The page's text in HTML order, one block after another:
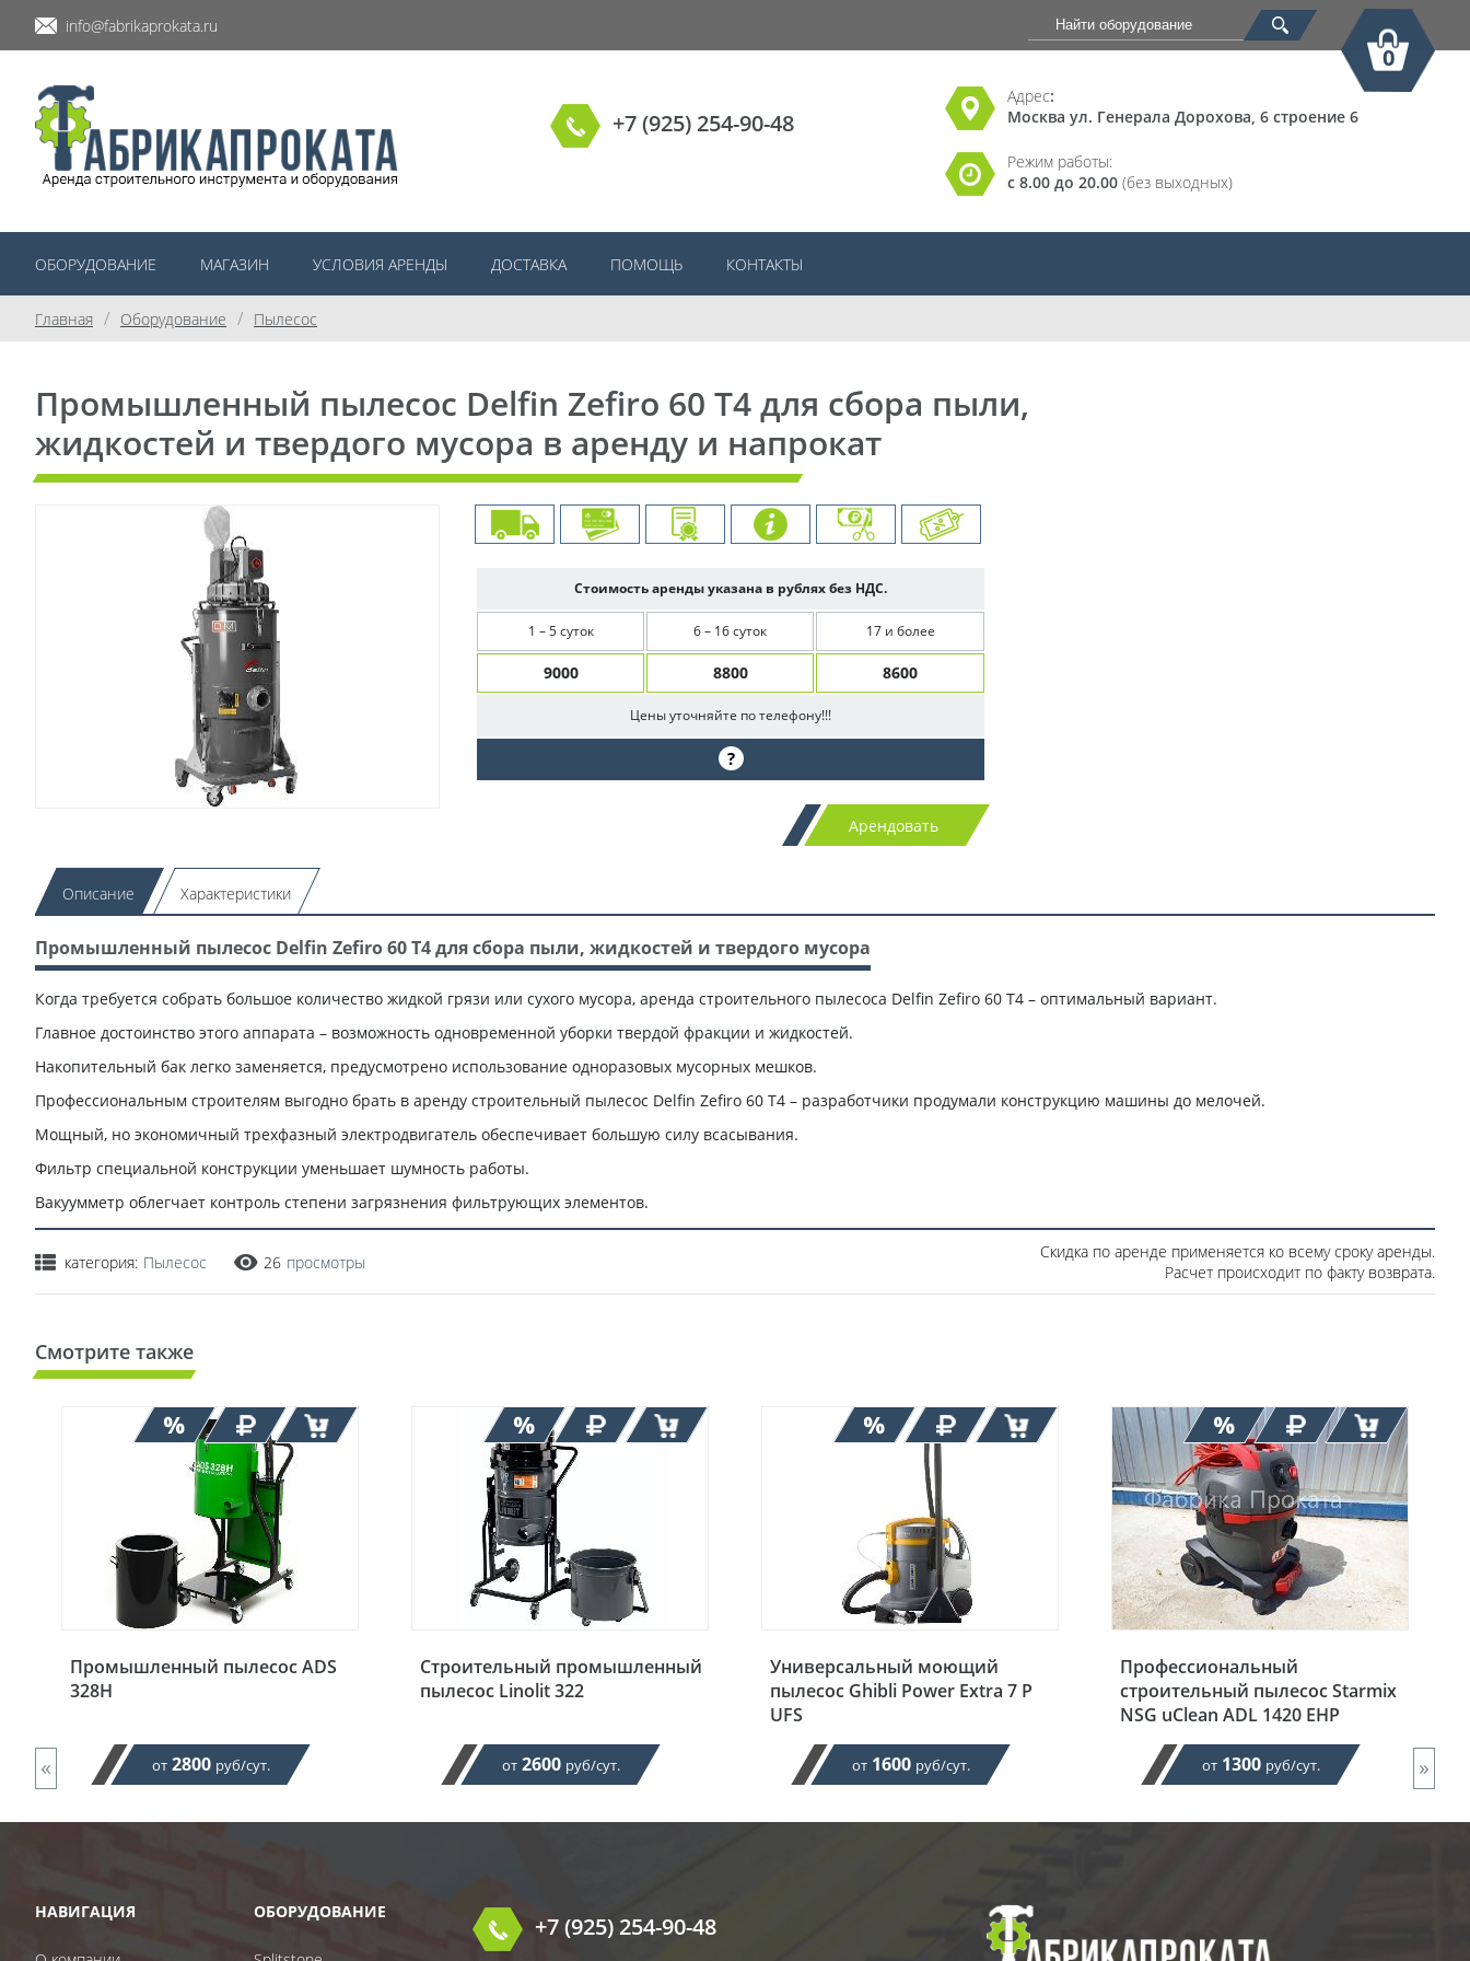
info@fabrikaprokata.ru
0
+7 (925) 254-90-48
Адрес:
Москва ул. Генерала Дорохова, 6 строение 6
Режим работы:
с 8.00 до 20.00 (без выходных)
ОБОРУДОВАНИЕ МАГАЗИН УСЛОВИЯ АРЕНДЫ ДОСТАВКА ПОМОЩЬ КОНТАКТЫ
Главная / Оборудование / Пылесос
Промышленный пылесос Delfin Zefiro 60 T4 для сбора пыли,
жидкостей и твердого мусора в аренду и напрокат
Стоимость аренды указана в рублях без НДС.
1 – 5 суток 6 – 16 суток 17 и более
9000 8800 8600
Цены уточняйте по телефону!!!
?
Арендовать
Описание Характеристики
Промышленный пылесос Delfin Zefiro 60 T4 для сбора пыли, жидкостей и твердого мусора
Когда требуется собрать большое количество жидкой грязи или сухого мусора, аренда строительного пылесоса Delfin Zefiro 60 T4 – оптимальный вариант.
Главное достоинство этого аппарата – возможность одновременной уборки твердой фракции и жидкостей.
Накопительный бак легко заменяется, предусмотрено использование одноразовых мусорных мешков.
Профессиональным строителям выгодно брать в аренду строительный пылесос Delfin Zefiro 60 T4 – разработчики продумали конструкцию машины до мелочей.
Мощный, но экономичный трехфазный электродвигатель обеспечивает большую силу всасывания.
Фильтр специальной конструкции уменьшает шумность работы.
Вакуумметр облегчает контроль степени загрязнения фильтрующих элементов.
категория: Пылесос 26 просмотры
Скидка по аренде применяется ко всему сроку аренды.
Расчет происходит по факту возврата.
Смотрите также
Промышленный пылесос ADS
328H
от 2800 руб/сут.
Строительный промышленный
пылесос Linolit 322
от 2600 руб/сут.
Универсальный моющий
пылесос Ghibli Power Extra 7 P
UFS
от 1600 руб/сут.
Профессиональный
строительный пылесос Starmix
NSG uClean ADL 1420 EHP
от 1300 руб/сут.
« »
НАВИГАЦИЯ ОБОРУДОВАНИЕ
+7 (925) 254-90-48